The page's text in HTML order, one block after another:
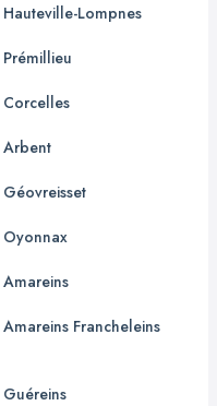
Hauteville-Lompnes
Prémillieu
Corcelles
Arbent
Géovreisset
Oyonnax
Amareins
Amareins Francheleins
Guéreins